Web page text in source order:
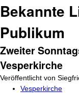
Bekannte
Publikum
Zweiter
Vesperkirche
Veröffentlicht von
Vesperkirche